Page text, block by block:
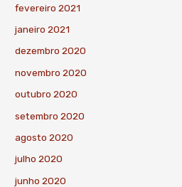
fevereiro 2021
janeiro 2021
dezembro 2020
novembro 2020
outubro 2020
setembro 2020
agosto 2020
julho 2020
junho 2020